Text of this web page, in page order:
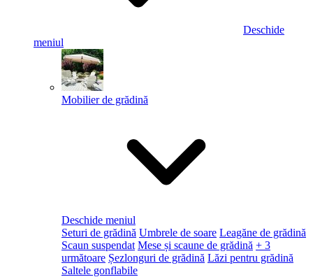
Deschide
meniul
Mobilier de grădină
Deschide meniul
Seturi de grădină Umbrele de soare Leagăne de grădină
Scaun suspendat Mese și scaune de grădină + 3
următoare Șezlonguri de grădină Lăzi pentru grădină
Saltele gonflabile